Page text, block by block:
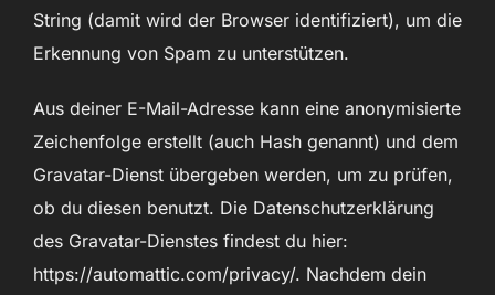
String (damit wird der Browser identifiziert), um die
Erkennung von Spam zu unterstützen.
Aus deiner E-Mail-Adresse kann eine anonymisierte
Zeichenfolge erstellt (auch Hash genannt) und dem
Gravatar-Dienst übergeben werden, um zu prüfen,
ob du diesen benutzt. Die Datenschutzerklärung
des Gravatar-Dienstes findest du hier:
https://automattic.com/privacy/. Nachdem dein